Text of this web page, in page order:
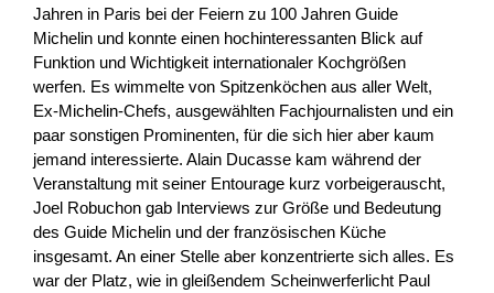
Jahren in Paris bei der Feiern zu 100 Jahren Guide
Michelin und konnte einen hochinteressanten Blick auf
Funktion und Wichtigkeit internationaler Kochgrößen
werfen. Es wimmelte von Spitzenköchen aus aller Welt,
Ex-Michelin-Chefs, ausgewählten Fachjournalisten und ein
paar sonstigen Prominenten, für die sich hier aber kaum
jemand interessierte. Alain Ducasse kam während der
Veranstaltung mit seiner Entourage kurz vorbeigerauscht,
Joel Robuchon gab Interviews zur Größe und Bedeutung
des Guide Michelin und der französischen Küche
insgesamt. An einer Stelle aber konzentrierte sich alles. Es
war der Platz, wie in gleißendem Scheinwerferlicht Paul